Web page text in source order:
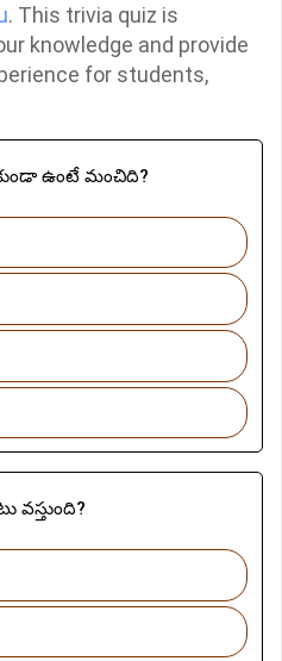
. This trivia quiz is
knowledge and provide
for students,
ఉంటే మంచిది?
వస్తుంది?